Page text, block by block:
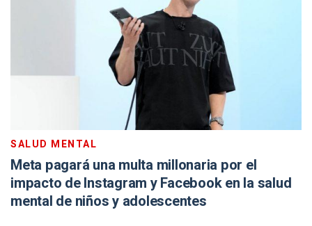
SALUD MENTAL
Meta pagará una multa millonaria por el
impacto de Instagram y Facebook en la salud
mental de niños y adolescentes